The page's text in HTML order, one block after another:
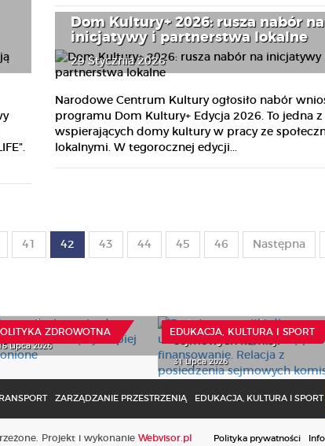
Dom Kultury+ 2026: rusza nabór na
inicjatywy i partnerstwa lokalne
29 Stycznia 2026
Narodowe Centrum Kultury ogłosiło nabór
programu Dom Kultury+ Edycja 2026. To jedna
wspierających domy kultury w pracy ze
lokalnymi. W tegorocznej edycji...
41 42 43 44 45 46 Następna
ZDROWOTNA
Lipca 2026
EDUKACJA, KULTURA I SPORT
31 Lipca 2026
ZARZĄDZANIE PRZESTRZENIĄ EDUKACJA, KULTURA I SPORT
Projekt i wykonanie Webvisor.pl Polityka prywatności